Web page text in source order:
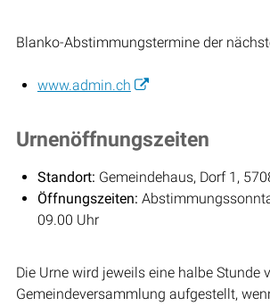
Blanko-Abstimmungstermine der
www.admin.ch
Urnenöffnungszeiten
Standort: Gemeindehaus, Dorf 1,
Öffnungszeiten:
09.00 Uhr
Die Urne wird jeweils eine halbe Stunde
Gemeindeversammlung aufgestellt,